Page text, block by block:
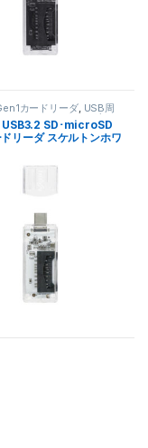
カードリーダ, USB周
ケルトンカードリーダー,
連
SD･microSD
リーダ スケルトンホワ
順